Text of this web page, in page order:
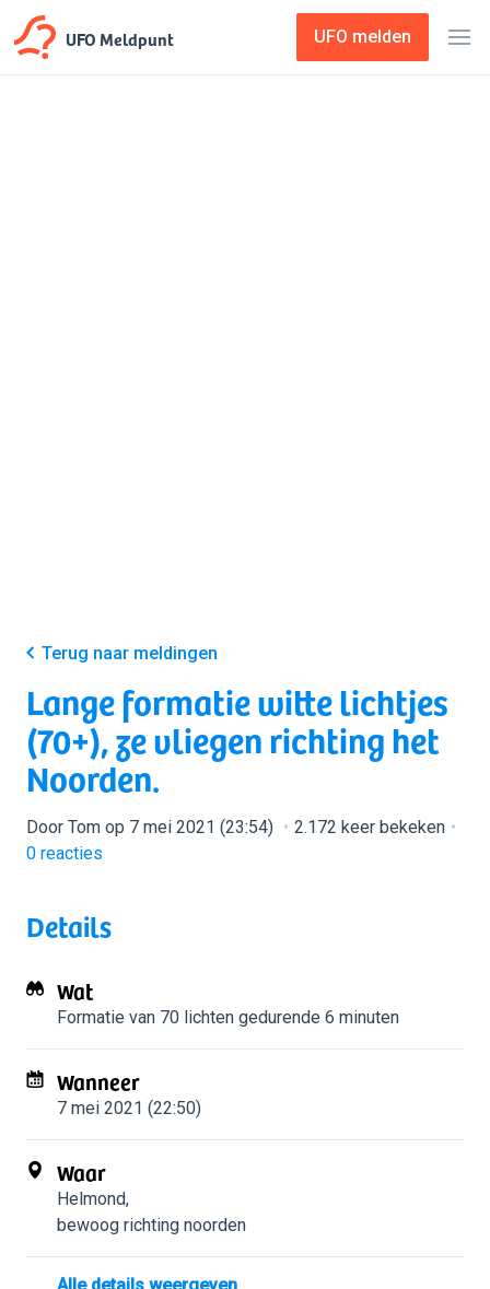
UFO Meldpunt UFO melden
Terug naar meldingen
Lange formatie witte lichtjes
(70+), ze vliegen richting het
Noorden.
Door Tom op 7 mei 2021 (23:54)
2.172 keer bekeken
0 reacties
Details
Wat
Formatie van 70 lichten gedurende 6 minuten
Wanneer
7 mei 2021 (22:50)
Waar
Helmond,
bewoog richting noorden